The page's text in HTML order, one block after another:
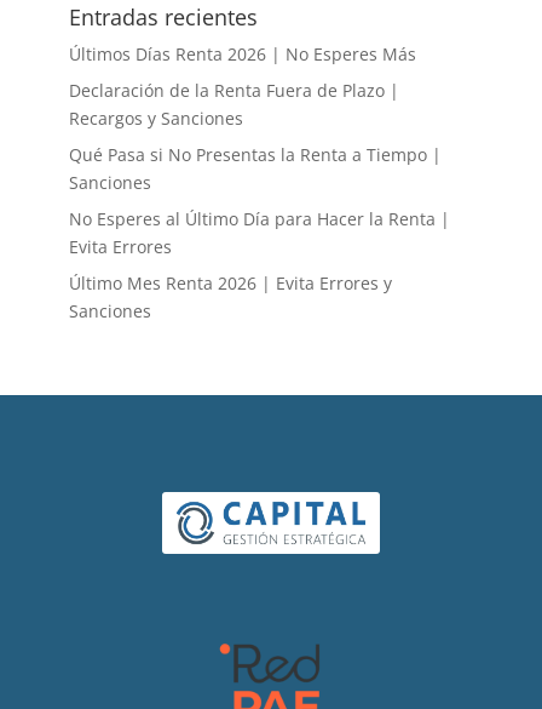
Entradas recientes
Últimos Días Renta 2026 | No Esperes Más
Declaración de la Renta Fuera de Plazo |
Recargos y Sanciones
Qué Pasa si No Presentas la Renta a Tiempo |
Sanciones
No Esperes al Último Día para Hacer la Renta |
Evita Errores
Último Mes Renta 2026 | Evita Errores y
Sanciones